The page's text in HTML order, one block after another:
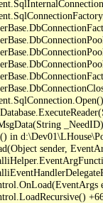
in
sender,